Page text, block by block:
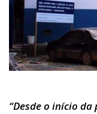
“Desde o início